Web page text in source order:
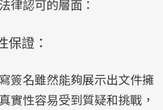
律認可的層面：
保證：
簽名雖然能夠展示出文件擁
實性容易受到質疑和挑戰，